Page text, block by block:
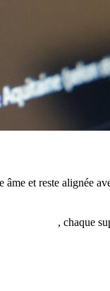
et reste alignée
, chaque